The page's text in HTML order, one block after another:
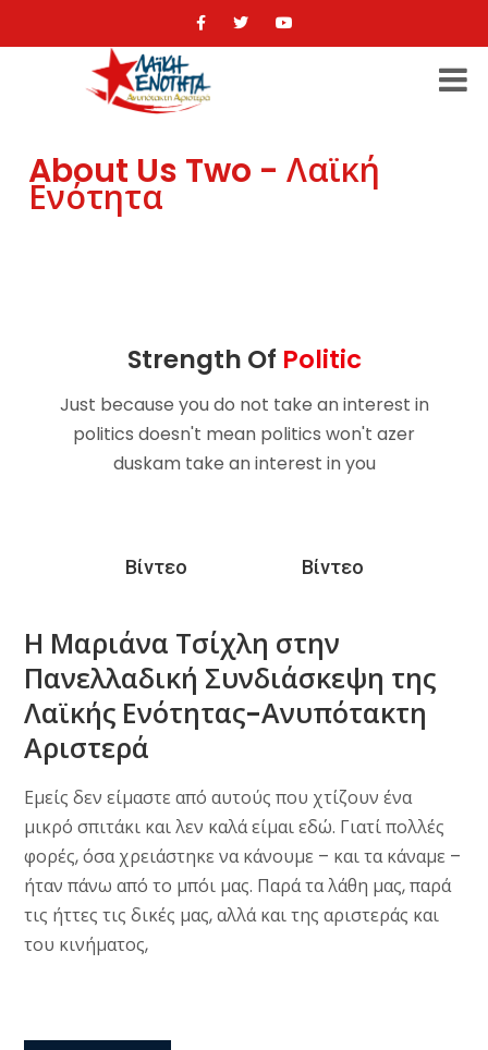
About Us Two - Λαϊκή
Ενότητα
Strength Of Politic
Just because you do not take an interest in
politics doesn't mean politics won't azer
duskam take an interest in you
Βίντεο Βίντεο
Η Μαριάνα Τσίχλη στην
Πανελλαδική Συνδιάσκεψη της
Λαϊκής Ενότητας-Ανυπότακτη
Αριστερά
Εμείς δεν είμαστε από αυτούς που χτίζουν ένα
μικρό σπιτάκι και λεν καλά είμαι εδώ. Γιατί πολλές
φορές, όσα χρειάστηκε να κάνουμε – και τα κάναμε –
ήταν πάνω από το μπόι μας. Παρά τα λάθη μας, παρά
τις ήττες τις δικές μας, αλλά και της αριστεράς και
του κινήματος,
Ο Δημήτρης Στρατούλης στην
Πανελλαδική Συνδιάσκεψη της
Λαϊκής Ενότητας-Ανυπότακτη
Αριστερά
Η ανάπτυξη του λαϊκού κινήματος είναι βασική
προϋπόθεση για την αλλαγή συνειδήσεων και
συσχετισμών υπέρ των δυνάμεων της εργασίας και
της Αριστεράς, για ένα σχέδιο ανατροπής, αλλαγής
και ελπίδας.
Read More